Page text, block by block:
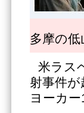
多摩の低
米ラス
射事件
ヨーカ